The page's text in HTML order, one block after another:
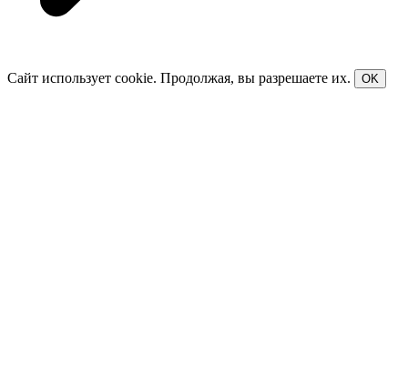
Сайт использует cookie. Продолжая, вы разрешаете их. OK